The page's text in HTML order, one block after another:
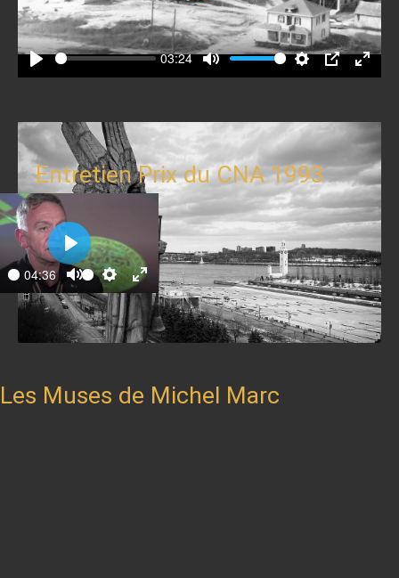
Play
03:24
Mute SettingsPIP
Enter
Entretien Prix du CNA 1993
04:36
Mute SettingsEnter
fullscreen
Play
Les Muses de Michel Marc